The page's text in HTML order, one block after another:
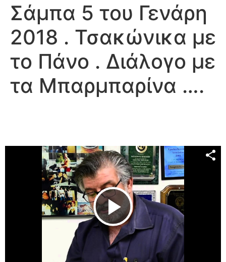
Σάμπα 5 του Γενάρη
2018 . Τσακώνικα με
το Πάνο . Διάλογο με
τα Μπαρμπαρίνα ….
Play Video